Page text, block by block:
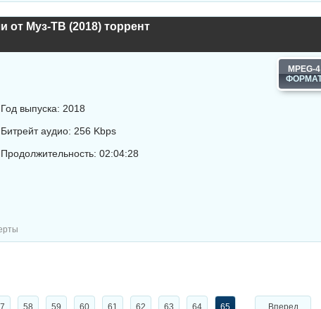
от Муз-ТВ (2018) торрент
MPEG-4
Год выпуска: 2018
Битрейт аудио: 256 Kbps
Продолжительность: 02:04:28
58 59 60 61 62 63 64 65 Вперед